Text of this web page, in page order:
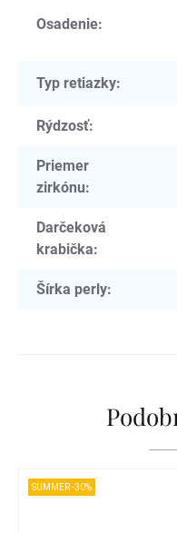
Osadenie:
Typ retiazky:
Rýdzosť:
Priemer
zirkónu:
Darčeková
krabička:
Šírka perly:
SUMMER -30%